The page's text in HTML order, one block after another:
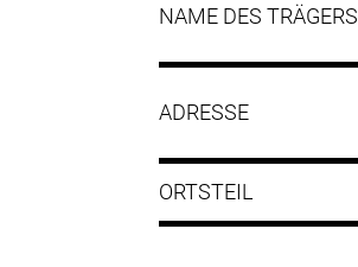
NAME DES TRÄGERS
ADRESSE
ORTSTEIL